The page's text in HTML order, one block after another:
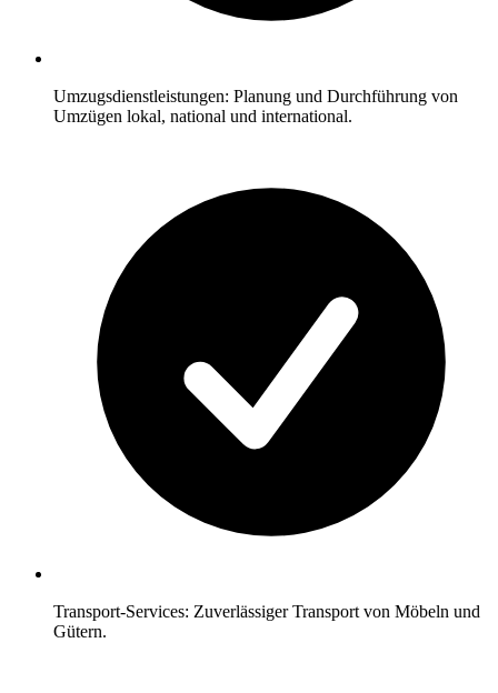
Umzugsdienstleistungen: Planung und Durchführung von
Umzügen lokal, national und international.
Transport-Services: Zuverlässiger Transport von Möbeln und
Gütern.